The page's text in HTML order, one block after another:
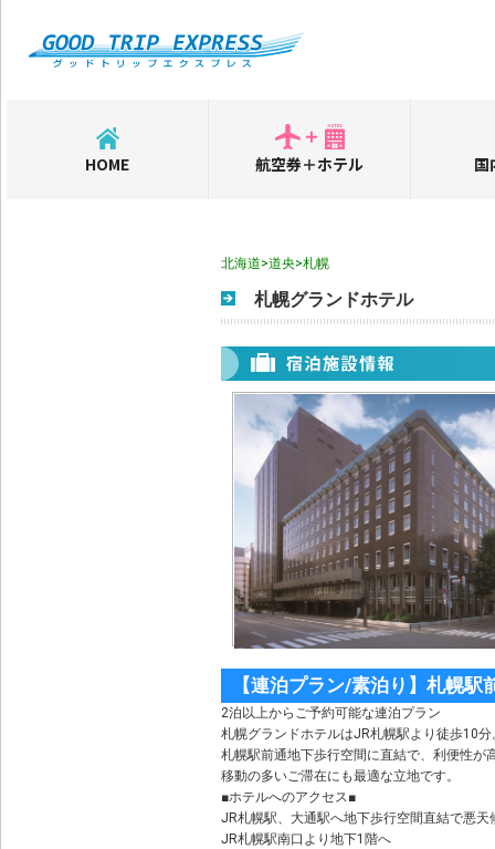
HOME 航空券＋ホテル 国
北海道>道央>札幌
札幌グランドホテル
【連泊プラン/素泊り】札幌駅
2泊以上からご予約可能な連泊プラン
札幌グランドホテルはJR札幌駅より徒歩10分
札幌駅前通地下歩行空間に直結で、利便性が
移動の多いご滞在にも最適な立地です。
■ホテルへのアクセス■
JR札幌駅、大通駅へ地下歩行空間直結で悪天
JR札幌駅南口より地下1階へ